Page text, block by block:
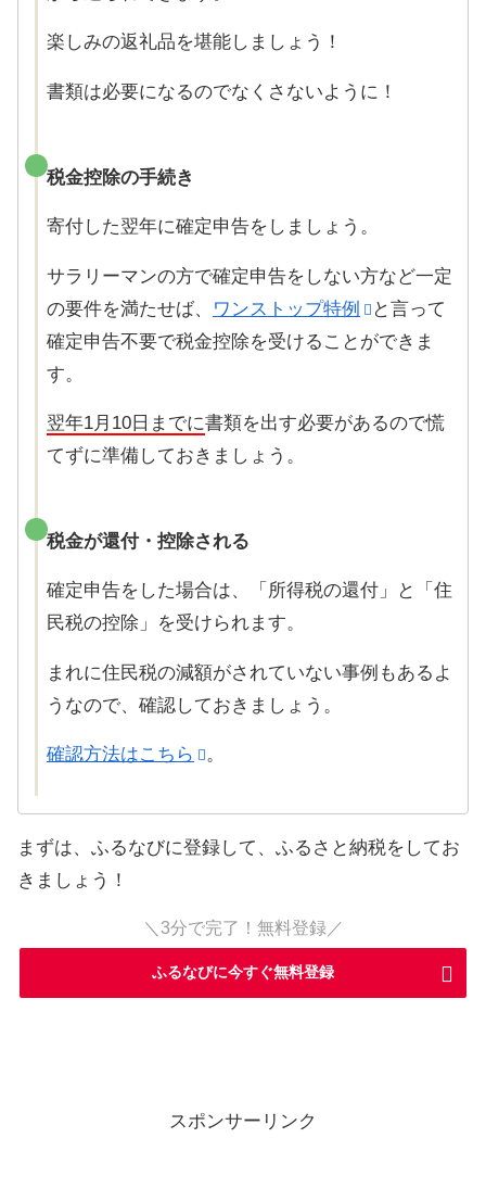
楽しみの返礼品を堪能しましょう！
書類は必要になるのでなくさないように！
税金控除の手続き
寄付した翌年に確定申告をしましょう。
サラリーマンの方で確定申告をしない方など一定
の要件を満たせば、
ワンストップ特例
と言って
確定申告不要で税金控除を受けることができま
す。
翌年1月10日までに書類を出す必要があるので慌
てずに準備しておきましょう。
税金が還付・控除される
確定申告をした場合は、「所得税の還付」と「住
民税の控除」を受けられます。
まれに住民税の減額がされていない事例もあるよ
うなので、確認しておきましょう。
確認方法はこちら 。
まずは、ふるなびに登録して、ふるさと納税をしてお
きましょう！
＼3分で完了！無料登録／
ふるなびに今すぐ無料登録
スポンサーリンク